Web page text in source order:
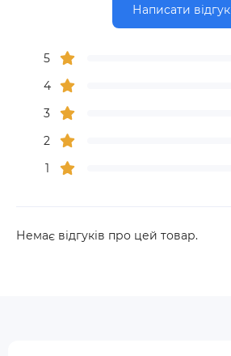
Написати відгук
5
4
3
2
1
Немає відгуків про цей товар.